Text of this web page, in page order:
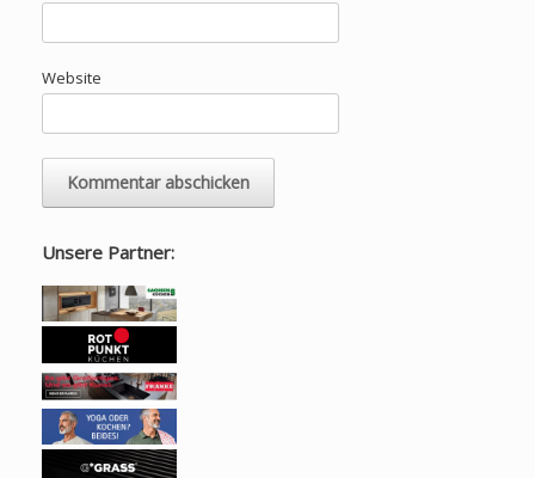
Website
Unsere Partner: